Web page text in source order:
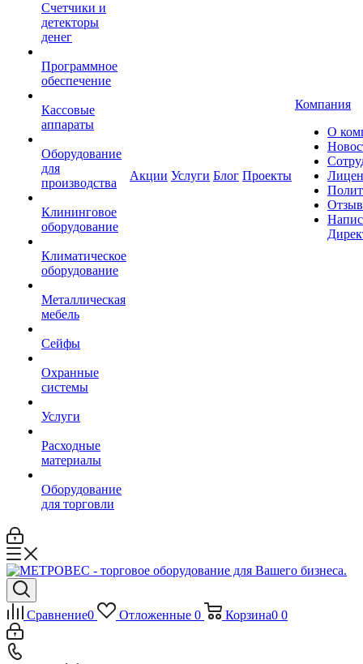
Счетчики и
детекторы
денег
Программное
обеспечение
Кассовые
аппараты
Оборудование
для
производства
Клининговое
оборудование
Климатическое
оборудование
Металлическая
мебель
Сейфы
Охранные
системы
Услуги
Расходные
материалы
Оборудование
для торговли
Акции Услуги Блог Проекты
Компания
О
Сравнение0 Отложенные 0 Корзина0 0